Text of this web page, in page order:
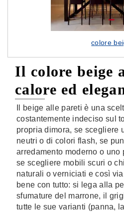
colore
Il colore beige
calore ed
Il beige alle pareti è una
costantemente indeciso sul
propria dimora, se scegliere
neutri o di colori flash, se
arredamento moderno o
se scegliere mobili scuri o
naturali o verniciati e così
bene con tutto: si lega alla
sfumature del marrone, il
tutte le sue varianti (panna,